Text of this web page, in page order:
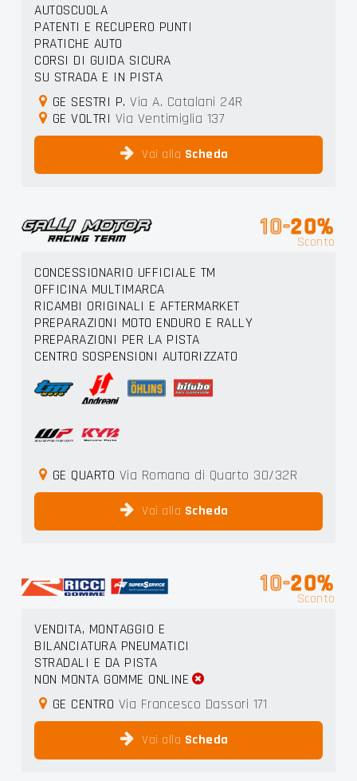
AUTOSCUOLA
PATENTI E RECUPERO PUNTI
PRATICHE AUTO
CORSI DI GUIDA SICURA
SU STRADA E IN PISTA
GE SESTRI P. Via A. Catalani 24R
GE VOLTRI Via Ventimiglia 137
Vai alla Scheda
10-20%
Sconto
CONCESSIONARIO UFFICIALE TM
OFFICINA MULTIMARCA
RICAMBI ORIGINALI E AFTERMARKET
PREPARAZIONI MOTO ENDURO E RALLY
PREPARAZIONI PER LA PISTA
CENTRO SOSPENSIONI AUTORIZZATO
GE QUARTO Via Romana di Quarto 30/32R
Vai alla Scheda
10-20%
Sconto
VENDITA, MONTAGGIO E
BILANCIATURA PNEUMATICI
STRADALI E DA PISTA
NON MONTA GOMME ONLINE
GE CENTRO Via Francesco Dassori 171
Vai alla Scheda